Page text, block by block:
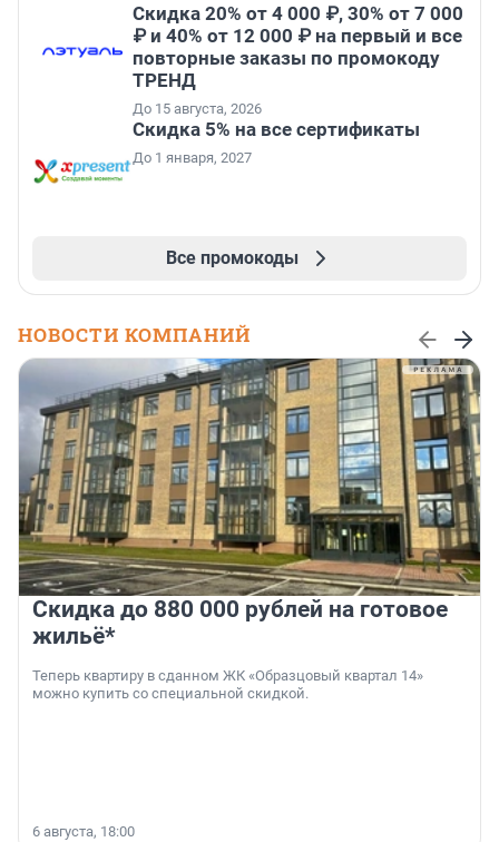
Скидка 20% от 4 000 ₽, 30% от 7 000
₽ и 40% от 12 000 ₽ на первый и все
повторные заказы по промокоду
ТРЕНД
До 15 августа, 2026
Скидка 5% на все сертификаты
До 1 января, 2027
Все промокоды
НОВОСТИ КОМПАНИЙ
Скидка до 880 000 рублей на готовое
жильё*
Теперь квартиру в сданном ЖК «Образцовый квартал 14»
можно купить со специальной скидкой.
6 августа, 18:00